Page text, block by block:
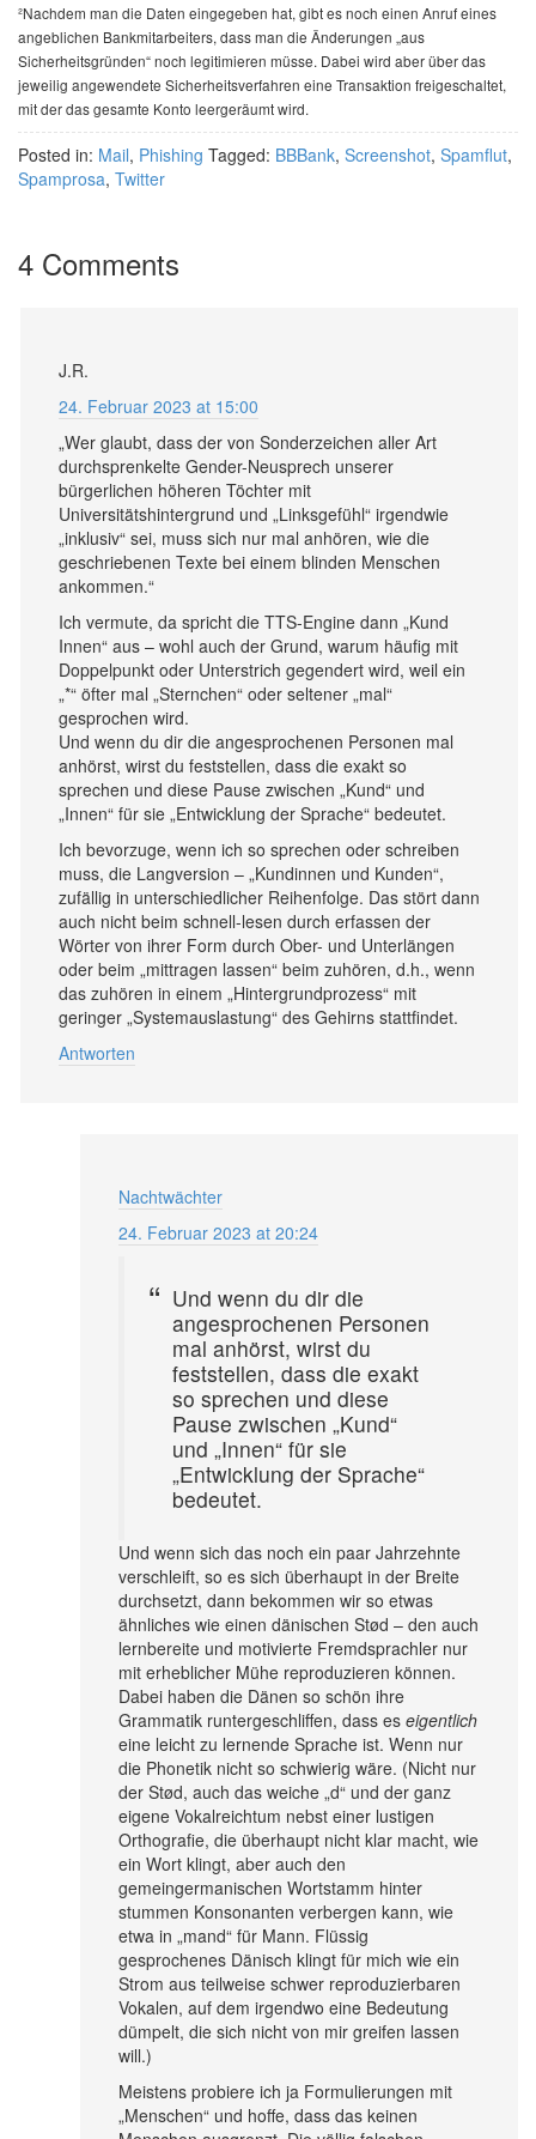
²Nachdem man die Daten eingegeben hat, gibt es noch einen Anruf eines
angeblichen Bankmitarbeiters, dass man die Änderungen „aus
Sicherheitsgründen“ noch legitimieren müsse. Dabei wird aber über das
jeweilig angewendete Sicherheitsverfahren eine Transaktion freigeschaltet,
mit der das gesamte Konto leergeräumt wird.
Posted in: Mail, Phishing Tagged: BBBank, Screenshot, Spamflut,
Spamprosa, Twitter
4 Comments
J.R.
24. Februar 2023 at 15:00
„Wer glaubt, dass der von Sonderzeichen aller Art
durchsprenkelte Gender-Neusprech unserer
bürgerlichen höheren Töchter mit
Universitätshintergrund und „Linksgefühl“ irgendwie
„inklusiv“ sei, muss sich nur mal anhören, wie die
geschriebenen Texte bei einem blinden Menschen
ankommen.“
Ich vermute, da spricht die TTS-Engine dann „Kund
Innen“ aus – wohl auch der Grund, warum häufig mit
Doppelpunkt oder Unterstrich gegendert wird, weil ein
„*“ öfter mal „Sternchen“ oder seltener „mal“
gesprochen wird.
Und wenn du dir die angesprochenen Personen mal
anhörst, wirst du feststellen, dass die exakt so
sprechen und diese Pause zwischen „Kund“ und
„Innen“ für sie „Entwicklung der Sprache“ bedeutet.
Ich bevorzuge, wenn ich so sprechen oder schreiben
muss, die Langversion – „Kundinnen und Kunden“,
zufällig in unterschiedlicher Reihenfolge. Das stört dann
auch nicht beim schnell-lesen durch erfassen der
Wörter von ihrer Form durch Ober- und Unterlängen
oder beim „mittragen lassen“ beim zuhören, d.h., wenn
das zuhören in einem „Hintergrundprozess“ mit
geringer „Systemauslastung“ des Gehirns stattfindet.
Antworten
Nachtwächter
24. Februar 2023 at 20:24
Und wenn du dir die
angesprochenen Personen
mal anhörst, wirst du
feststellen, dass die exakt
so sprechen und diese
Pause zwischen „Kund“
und „Innen“ für sie
„Entwicklung der Sprache“
bedeutet.
Und wenn sich das noch ein paar Jahrzehnte
verschleift, so es sich überhaupt in der Breite
durchsetzt, dann bekommen wir so etwas
ähnliches wie einen dänischen Stød – den auch
lernbereite und motivierte Fremdsprachler nur
mit erheblicher Mühe reproduzieren können.
Dabei haben die Dänen so schön ihre
Grammatik runtergeschliffen, dass es eigentlich
eine leicht zu lernende Sprache ist. Wenn nur
die Phonetik nicht so schwierig wäre. (Nicht nur
der Stød, auch das weiche „d“ und der ganz
eigene Vokalreichtum nebst einer lustigen
Orthografie, die überhaupt nicht klar macht, wie
ein Wort klingt, aber auch den
gemeingermanischen Wortstamm hinter
stummen Konsonanten verbergen kann, wie
etwa in „mand“ für Mann. Flüssig
gesprochenes Dänisch klingt für mich wie ein
Strom aus teilweise schwer reproduzierbaren
Vokalen, auf dem irgendwo eine Bedeutung
dümpelt, die sich nicht von mir greifen lassen
will.)
Meistens probiere ich ja Formulierungen mit
„Menschen“ und hoffe, dass das keinen